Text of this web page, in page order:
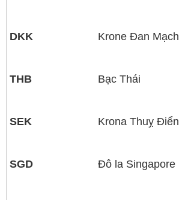
DKK Krone Đan Mạch
THB Bạc Thái
SEK Krona Thuỵ Điển
SGD Đô la Singapore